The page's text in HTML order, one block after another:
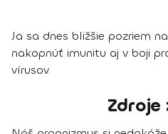
Ja sa dnes bližšie pozriem
nakopnúť imunitu aj v boji
vírusov.
Zdroje